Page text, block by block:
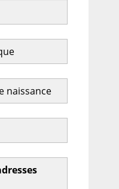
naissance